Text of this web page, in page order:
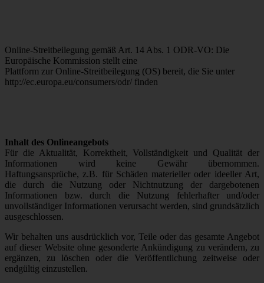
Online-Streitbeilegung gemäß Art. 14 Abs. 1 ODR-VO: Die
Europäische Kommission stellt eine
Plattform zur Online-Streitbeilegung (OS) bereit, die Sie unter
http://ec.europa.eu/consumers/odr/ finden
Inhalt des Onlineangebots
Für die Aktualität, Korrektheit, Vollständigkeit und Qualität der
Informationen wird keine Gewähr übernommen.
Haftungsansprüche, z.B. für Schäden materieller oder ideeller Art,
die durch die Nutzung oder Nichtnutzung der dargebotenen
Informationen bzw. durch die Nutzung fehlerhafter und/oder
unvollständiger Informationen verursacht werden, sind grundsätzlich
ausgeschlossen.
Wir behalten uns ausdrücklich vor, Teile oder das gesamte Angebot
auf dieser Website ohne gesonderte Ankündigung zu verändern, zu
ergänzen, zu löschen oder die Veröffentlichung zeitweise oder
endgültig einzustellen.